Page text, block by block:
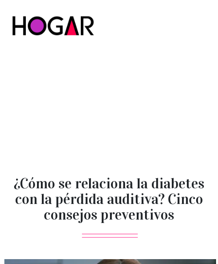
¿Cómo se relaciona la diabetes
con la pérdida auditiva? Cinco
consejos preventivos